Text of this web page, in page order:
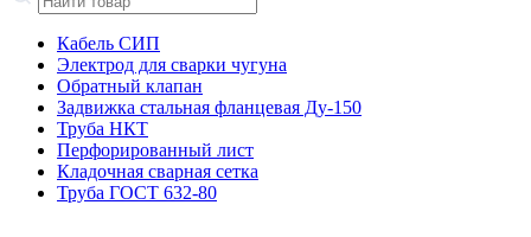
Кабель СИП
Электрод для сварки чугуна
Обратный клапан
Задвижка стальная фланцевая Ду-150
Труба НКТ
Перфорированный лист
Кладочная сварная сетка
Труба ГОСТ 632-80